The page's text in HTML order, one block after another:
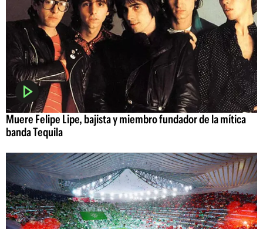
Muere Felipe Lipe, bajista y miembro fundador de la mítica
banda Tequila